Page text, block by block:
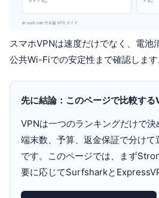
スマホVPNは速度だけでなく、電池
公共Wi-Fiでの安定性まで確認します
先に結論：このページで比較する
VPNは一つのランキングだけで決
端末数、予算、返金保証で分けて
です。このページでは、まず
要に応じてSurfsharkと